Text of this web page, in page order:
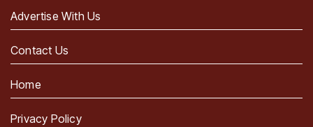
Advertise With Us
Contact Us
Home
Privacy Policy